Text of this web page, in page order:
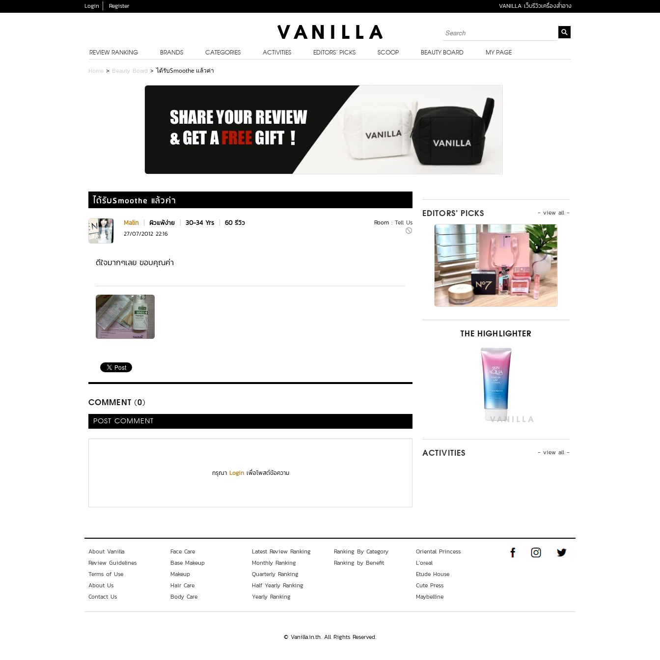
Login Register VANILLA เว็บรีวิวเครื่องสำอาง
REVIEW RANKING BRANDS CATEGORIES ACTIVITIES EDITORS’ PICKS SCOOP BEAUTY BOARD MY PAGE
Home > Beauty Board >ได้รับSmoothe แล้วค่า
ได้รับSmoothe แล้วค่า
Room : Tell Us
Malin | ผิวแพ้ง่าย | 30-34 Yrs | 60 รีวิว
27/07/2012 22:16
ดีใจมากๆเลย ขอบคุณค่า
COMMENT (0)
POST COMMENT
กรุณา Loginเพื่อโพสต์ข้อความ
- view all -
EDITORS’ PICKS
THE HIGHLIGHTER
- view all -
ACTIVITIES
About Vanilla
Review Guidelines
Terms of Use
About Us
Contact Us
Face Care
Base Makeup
Makeup
Hair Care
Body Care
Latest Review Ranking
Monthly Ranking
Quarterly Ranking
Half Yearly Ranking
Yearly Ranking
Ranking By Category
Ranking by Benefit
Oriental Princess
L'oreal
Etude House
Cute Press
Maybelline
© Vanilla.in.th. All Rights Reserved.